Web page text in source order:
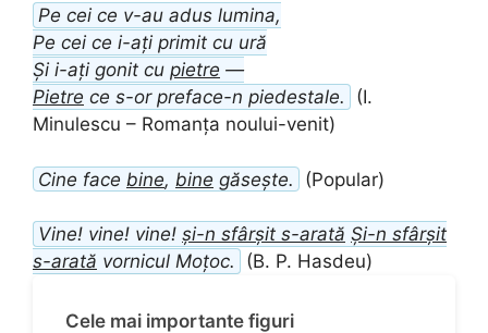
Pe cei ce v-au adus lumina,
Pe cei ce i-ați primit cu ură
Și i-ați gonit cu pietre ―
Pietre ce s-or preface-n piedestale.
(I.
Minulescu – Romanța noului-venit)
Cine face bine, bine găsește. (Popular)
Vine! vine! vine! și-n sfârșit s-arată Și-n sfârșit
s-arată vornicul Moțoc. (B. P. Hasdeu)
Cele mai importante figuri